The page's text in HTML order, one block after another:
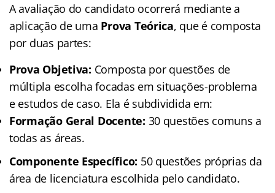
A avaliação do candidato ocorrerá mediante a
aplicação de uma Prova Teórica, que é composta
por duas partes:
Prova Objetiva: Composta por questões de
múltipla escolha focadas em situações-problema
e estudos de caso. Ela é subdividida em:
Formação Geral Docente: 30 questões comuns a
todas as áreas.
Componente Específico: 50 questões próprias da
área de licenciatura escolhida pelo candidato.